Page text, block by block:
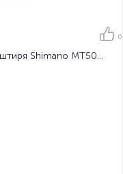
0
Ручка перемикача підсідельного штиря Shimano MT500 21